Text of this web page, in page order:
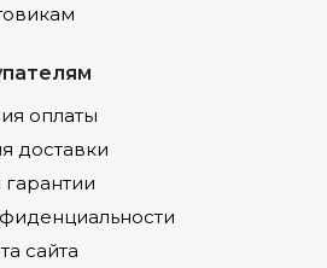
оплаты
доставки
сайта